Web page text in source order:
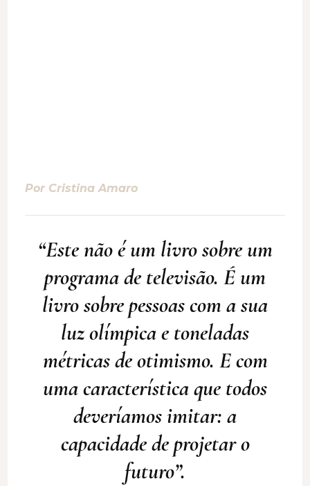
Por Cristina Amaro
“Este não é um livro sobre um
programa de televisão. É um
livro sobre pessoas com a sua
luz olímpica e toneladas
métricas de otimismo. E com
uma característica que todos
deveríamos imitar: a
capacidade de projetar o
futuro”.